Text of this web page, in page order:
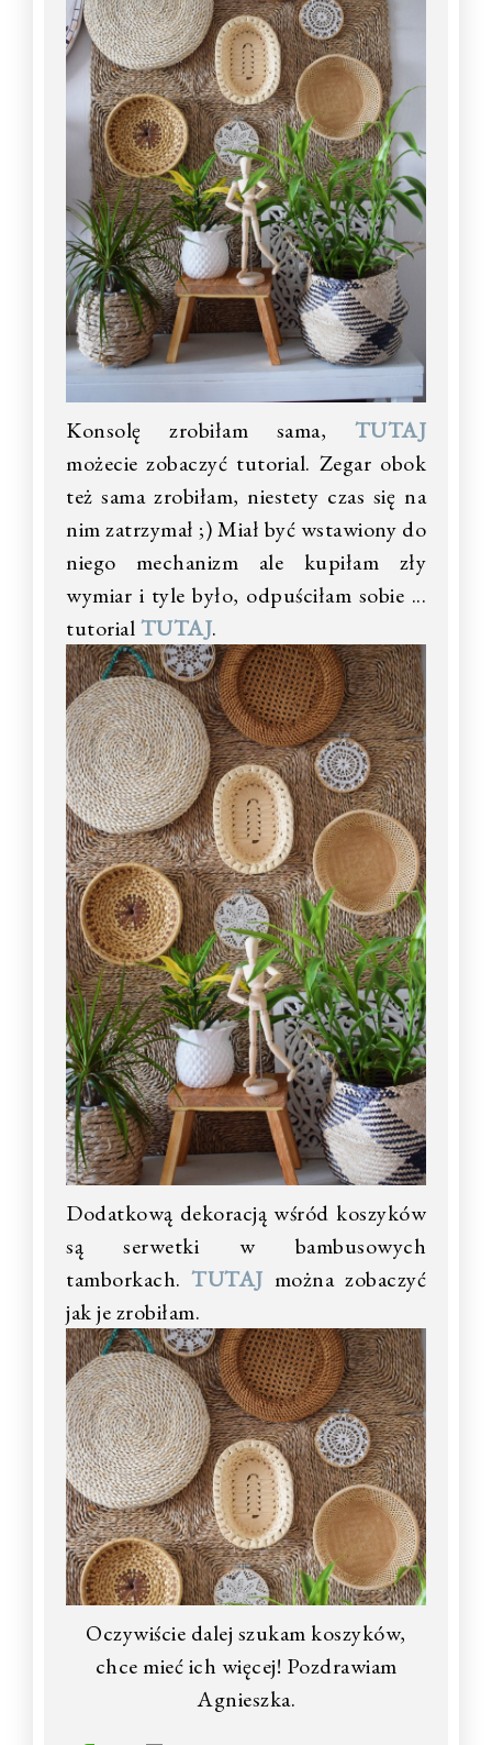
Konsolę zrobiłam sama, TUTAJ
możecie zobaczyć tutorial. Zegar obok
też sama zrobiłam, niestety czas się na
nim zatrzymał ;) Miał być wstawiony do
niego mechanizm ale kupiłam zły
wymiar i tyle było, odpuściłam sobie ...
tutorialTUTAJ.
Dodatkową dekoracją wśród koszyków
są serwetki w bambusowych
tamborkach.TUTAJ można zobaczyć
jak je zrobiłam.
Oczywiście dalej szukam koszyków,
chce mieć ich więcej! Pozdrawiam
Agnieszka.